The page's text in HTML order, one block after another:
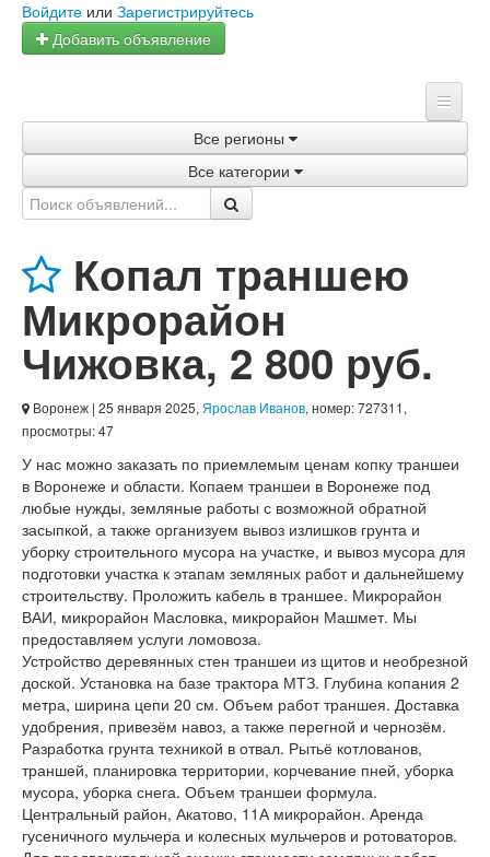
Войдите или Зарегистрируйтесь
Добавить объявление
Объявления
Услуги
Статьи
Все регионы
Все категории
Копал траншею
Микрорайон
Чижовка, 2 800 руб.
Воронеж | 25 января 2025, Ярослав Иванов, номер: 727311,
просмотры: 47
У нас можно заказать по приемлемым ценам копку траншеи
в Воронеже и области. Копаем траншеи в Воронеже под
любые нужды, земляные работы с возможной обратной
засыпкой, а также организуем вывоз излишков грунта и
уборку строительного мусора на участке, и вывоз мусора для
подготовки участка к этапам земляных работ и дальнейшему
строительству. Проложить кабель в траншее. Микрорайон
ВАИ, микрорайон Масловка, микрорайон Машмет. Мы
предоставляем услуги ломовоза.
Устройство деревянных стен траншеи из щитов и необрезной
доской. Установка на базе трактора МТЗ. Глубина копания 2
метра, ширина цепи 20 см. Объем работ траншея. Доставка
удобрения, привезём навоз, а также перегной и чернозём.
Разработка грунта техникой в отвал. Рытьё котлованов,
траншей, планировка территории, корчевание пней, уборка
мусора, уборка снега. Объем траншеи формула.
Центральный район, Акатово, 11А микрорайон. Аренда
гусеничного мульчера и колесных мульчеров и ротоваторов.